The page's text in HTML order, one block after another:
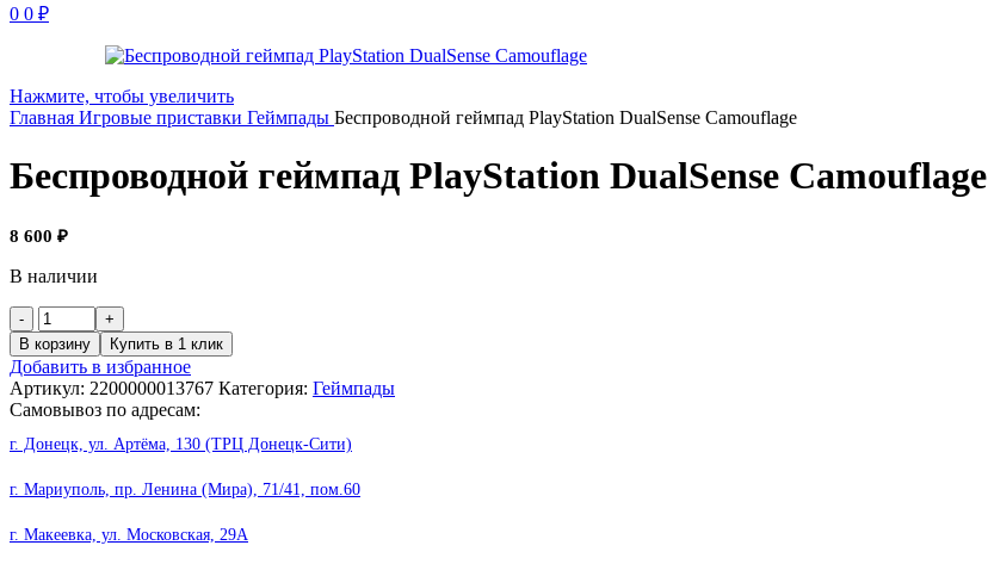
0 0 ₽
Нажмите, чтобы увеличить
Главная Игровые приставки Геймпады Беспроводной геймпад PlayStation DualSense Camouflage
Беспроводной геймпад PlayStation DualSense Camouflage
8 600 ₽
В наличии
Количество
товара
Беспроводной
геймпад
PlayStation
Camouflage
В корзину Купить в 1 клик
Добавить в избранное
Артикул: 2200000013767 Категория: Геймпады
Самовывоз по адресам:
г. Донецк, ул. Артёма, 130 (ТРЦ Донецк-Сити)
г. Мариуполь, пр. Ленина (Мира), 71/41, пом.60
г. Макеевка, ул. Московская, 29А